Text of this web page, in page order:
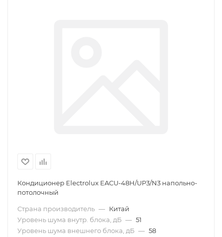
Кондиционер Electrolux EACU-48H/UP3/N3 напольно-
потолочный
Страна производитель — Китай
Уровень шума внутр. блока, дБ — 51
Уровень шума внешнего блока, дБ — 58